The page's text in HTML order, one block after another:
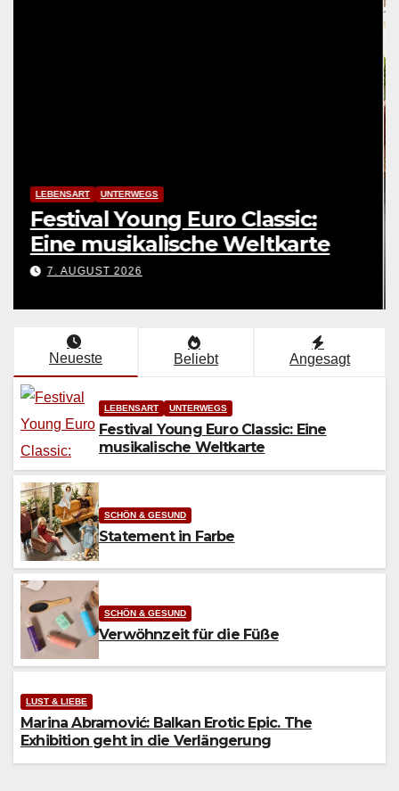
LEBENSART UNTERWEGS
Festival Young Euro Classic:
Eine musikalische Weltkarte
7. AUGUST 2026
Neueste Beliebt Angesagt
LEBENSART UNTERWEGS
Festival Young Euro Classic: Eine
musikalische Weltkarte
SCHÖN & GESUND
Statement in Farbe
SCHÖN & GESUND
Verwöhnzeit für die Füße
LUST & LIEBE
Marina Abramović: Balkan Erotic Epic. The
Exhibition geht in die Verlängerung